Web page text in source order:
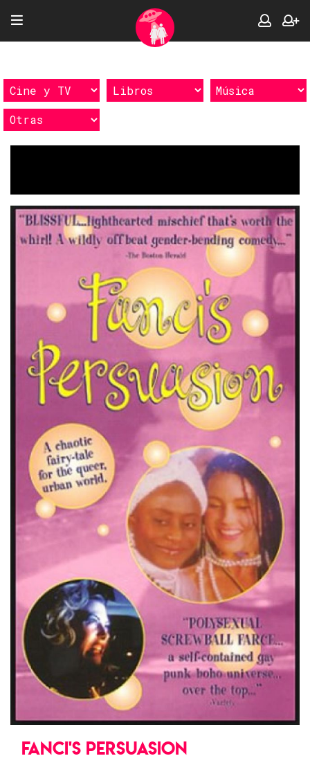
FANCI'S PERSUASION